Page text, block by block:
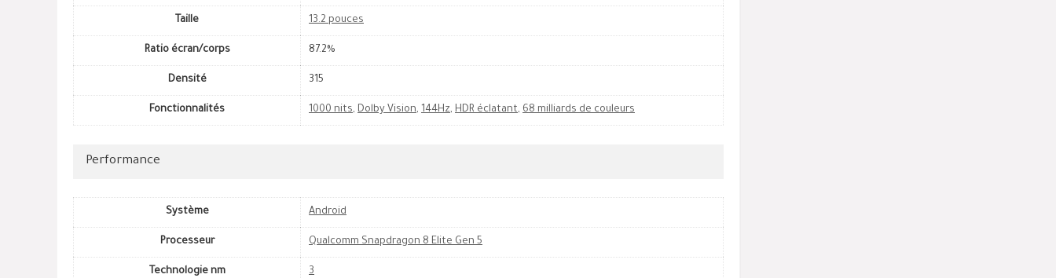
Taille 13.2 pouces
Ratio écran/corps 87.2%
Densité 315
Fonctionnalités 1000 nits, Dolby Vision, 144Hz, HDR éclatant, 68 milliards de couleurs
Performance
Système Android
Processeur Qualcomm Snapdragon 8 Elite Gen 5
Technologie nm 3